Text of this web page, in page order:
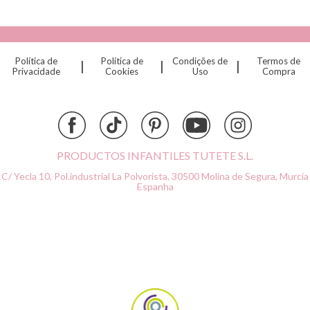
Cristina de Jos'h
Djeco
Política de
Privacidade
|
Política de
Cookies
|
Condições de
Uso
|
Termos de
Compra
PRODUCTOS INFANTILES TUTETE S.L.
C/ Yecla 10, Pol.industrial La Polvorista, 30500 Molina de Segura, Murcia
Espanha